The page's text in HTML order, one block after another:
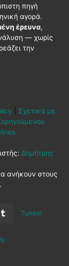
πηγή
αγορά.
έρευνα,
— χωρίς
την
Σχετικά με
Δημήτρης
ανήκουν στους
Tumblr